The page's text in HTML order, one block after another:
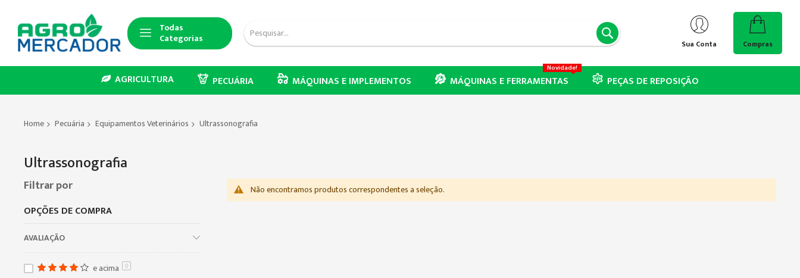
Todas
Categorias
PESQUISA
Sua Conta Compras
AGRICULTURA PECUÁRIA MÁQUINAS E IMPLEMENTOS MÁQUINAS E FERRAMENTAS
Novidade!
PEÇAS DE REPOSIÇÃO
Home Pecuária Equipamentos Veterinários Ultrassonografia
Ultrassonografia
Não encontramos produtos correspondentes a seleção.
Filtrar por
OPÇÕES DE COMPRA
AVALIAÇÃO
e acima 0